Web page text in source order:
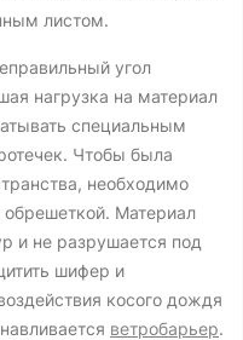
листом.
угол
нагрузка на материал
специальным
Чтобы была
необходимо
Материал
и не разрушается под
шифер и
косого дождя
ветробарьер.